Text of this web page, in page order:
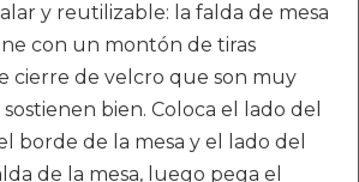
y reutilizable: la falda de mesa
con un montón de tiras
cierre de velcro que son muy
bien. Coloca el lado del
borde de la mesa y el lado del
de la mesa, luego pega el